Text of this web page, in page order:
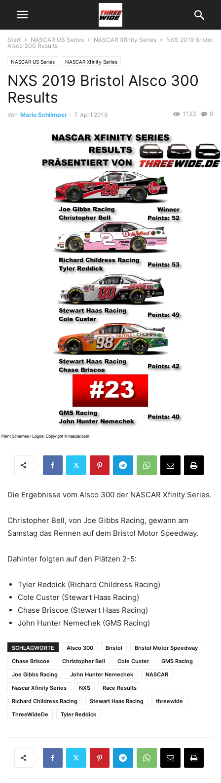
Start NASCAR US Series NASCAR Xfinity Series
NXS 2019 Bristol
Alsco 300 Results
NASCAR US Series NASCAR Xfinity Series
NXS 2019 Bristol Alsco 300
Results
Von Mario Schlimper - 7. April 2019 0
1133
Die Ergebnisse vom Alsco 300 der NASCAR Xfinity Series.
Christopher Bell, von Joe Gibbs Racing, gewann am
Samstag das Rennen auf dem Bristol Motor Speedway.
Dahinter folgten auf den Plätzen 2-5:
Tyler Reddick (Richard Childress Racing)
Cole Custer (Stewart Haas Racing)
Chase Briscoe (Stewart Haas Racing)
John Hunter Nemechek (GMS Racing)
SCHLAGWORTE Alsco 300 Bristol
Bristol Motor Speedway
Chase Briscoe
Christopher Bell Cole Custer
GMS Racing
Joe Gibbs Racing
John Hunter Nemechek
NASCAR
Nascar Xfinity Series
NXS
Race Results
Richard Childress Racing
Stewart Haas Racing
threewide
ThreeWideDe
Tyler Reddick